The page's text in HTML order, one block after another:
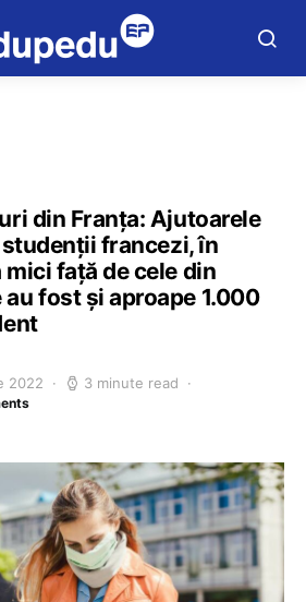
din Franța: Ajutoarele
francezi, în
mici față de cele din
au fost și aproape 1.000
2022 3 minute read